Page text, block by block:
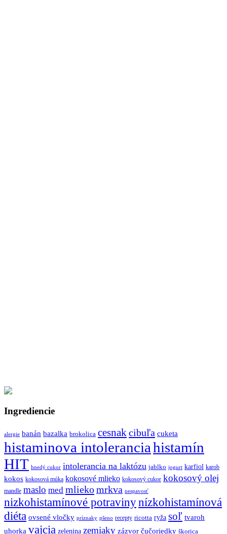
Ingrediencie
alergie banán bazalka brokolica cesnakcibuľa cuketa
histaminova intoleranciahistamín
HIT hnedý cukor intolerancia na laktózu jablko jogurt karfiol karob
kokos kokosová múka kokosové mlieko kokosový cukor kokosový olej
mandle maslo med mliekomrkva nespavosť
nizkohistamínové potravinynízkohistamínová
diéta ovsené vločky príznaky pšeno recepty ricotta ryža soľ tvaroh
uhorka vajcia zelenina zemiaky zázvor čučoriedky škorica